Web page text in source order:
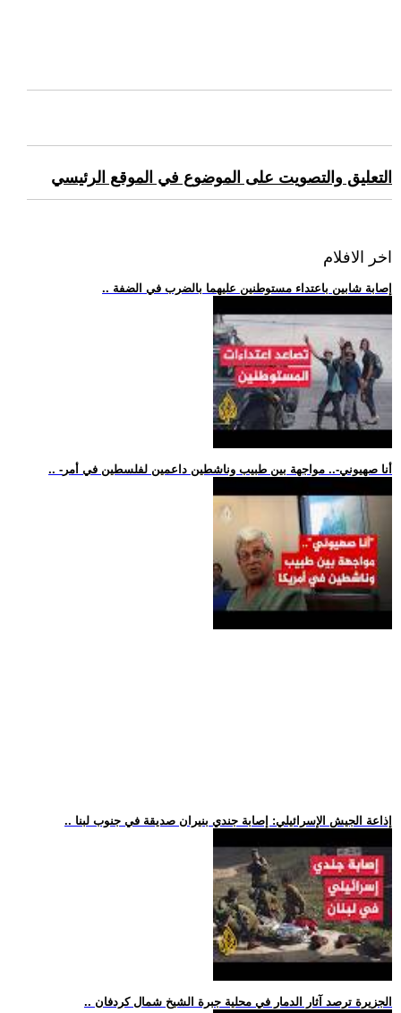
التعليق والتصويت على الموضوع في الموقع الرئيسي
اخر الافلام
.. إصابة شابين باعتداء مستوطنين عليهما بالضرب في الضفة
.. -أنا صهيوني-.. مواجهة بين طبيب وناشطين داعمين لفلسطين في أمر
.. إذاعة الجيش الإسرائيلي: إصابة جندي بنيران صديقة في جنوب لبنا
.. الجزيرة ترصد آثار الدمار في محلية جبرة الشيخ شمال كردفان